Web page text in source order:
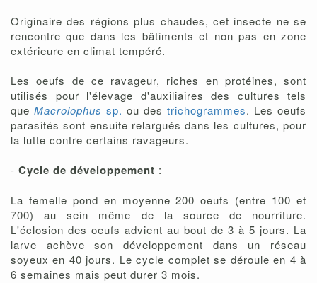
Originaire des régions plus chaudes, cet insecte ne se
rencontre que dans les bâtiments et non pas en zone
extérieure en climat tempéré.
Les oeufs de ce ravageur, riches en protéines, sont
utilisés pour l'élevage d'auxiliaires des cultures tels
que Macrolophus sp. ou des trichogrammes. Les oeufs
parasités sont ensuite relargués dans les cultures, pour
la lutte contre certains ravageurs.
- Cycle de développement :
La femelle pond en moyenne 200 oeufs (entre 100 et
700) au sein même de la source de nourriture.
L'éclosion des oeufs advient au bout de 3 à 5 jours. La
larve achève son développement dans un réseau
soyeux en 40 jours. Le cycle complet se déroule en 4 à
6 semaines mais peut durer 3 mois.